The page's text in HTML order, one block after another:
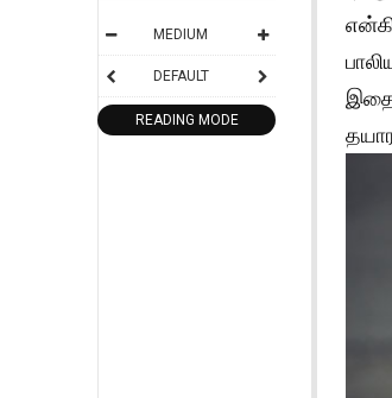
MEDIUM
DEFAULT
READING MODE
இதை